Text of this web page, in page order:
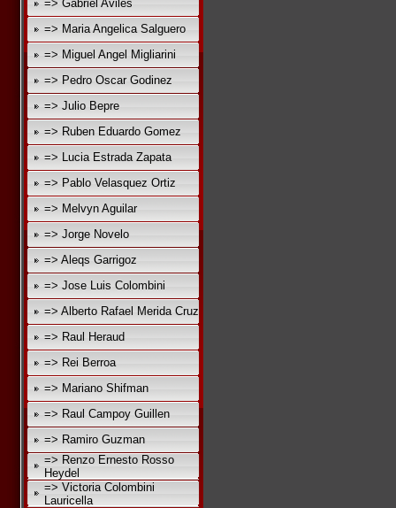
=> Gabriel Aviles
=> Maria Angelica Salguero
=> Miguel Angel Migliarini
=> Pedro Oscar Godinez
=> Julio Bepre
=> Ruben Eduardo Gomez
=> Lucia Estrada Zapata
=> Pablo Velasquez Ortiz
=> Melvyn Aguilar
=> Jorge Novelo
=> Aleqs Garrigoz
=> Jose Luis Colombini
=> Alberto Rafael Merida Cruz
=> Raul Heraud
=> Rei Berroa
=> Mariano Shifman
=> Raul Campoy Guillen
=> Ramiro Guzman
=> Renzo Ernesto Rosso
Heydel
=> Victoria Colombini
Lauricella